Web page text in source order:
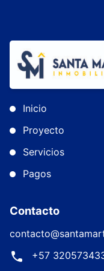
Inicio
Proyecto
Servicios
Pagos
Contacto
+57